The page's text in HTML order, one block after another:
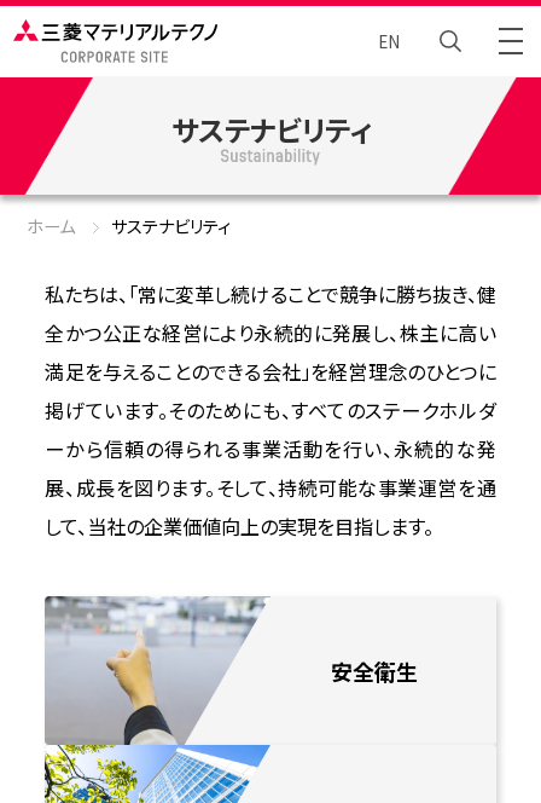
EN
トータルエンジニアリング
Brand Story
企業情報
サステナビリティ
採⽤情報
サステナビリティ
ホーム サステナビリティ
私たちは、「常に変革し続けることで競争に勝ち抜き、健
全かつ公正な経営により永続的に発展し、株主に高い
満足を与えることのできる会社」を経営理念のひとつに
掲げています。そのためにも、すべてのステークホルダ
ーから信頼の得られる事業活動を行い、永続的な発
展、成長を図ります。そして、持続可能な事業運営を通
して、当社の企業価値向上の実現を目指します。
安全衛生